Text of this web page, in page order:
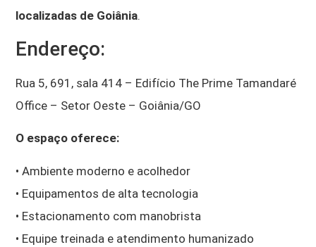
localizadas de Goiânia.
Endereço:
Rua 5, 691, sala 414 – Edifício The Prime Tamandaré
Office – Setor Oeste – Goiânia/GO
O espaço oferece:
• Ambiente moderno e acolhedor
• Equipamentos de alta tecnologia
• Estacionamento com manobrista
• Equipe treinada e atendimento humanizado